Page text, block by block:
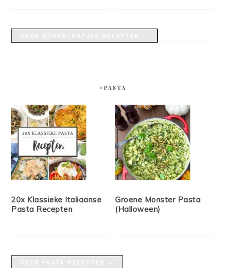
#PASTA
20x Klassieke Italiaanse
Pasta Recepten
Groene Monster Pasta
(Halloween)